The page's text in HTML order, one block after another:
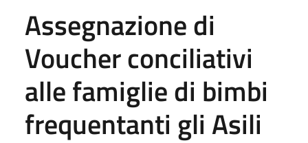
Assegnazione di
Voucher conciliativi
alle famiglie di bimbi
frequentanti gli Asili